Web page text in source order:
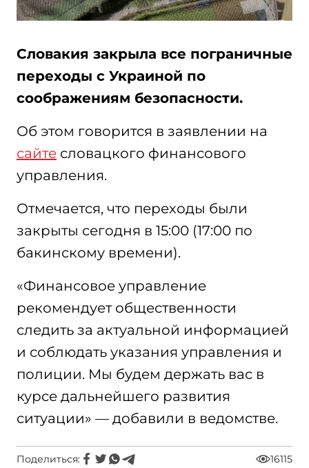
Словакия закрыла все пограничные
переходы с Украиной по
соображениям безопасности.
Об этом говорится в заявлении на
сайте словацкого финансового
управления.
Отмечается, что переходы были
закрыты сегодня в 15:00 (17:00 по
бакинскому времени).
«Финансовое управление
рекомендует общественности
следить за актуальной информацией
и соблюдать указания управления и
полиции. Мы будем держать вас в
курсе дальнейшего развития
ситуации» — добавили в ведомстве.
Поделиться: 16115